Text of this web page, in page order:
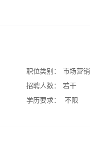
职位类别：
市场营销
招聘人数：
若干
学历要求：
不限